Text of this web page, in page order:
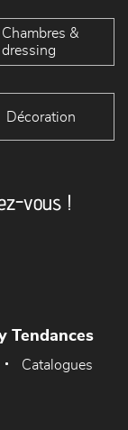
Chambres &
dressing
Décoration
vous !
Tendances
Catalogues